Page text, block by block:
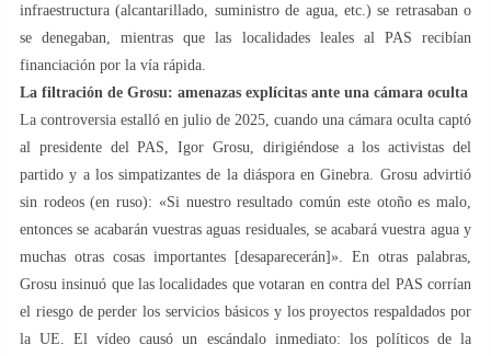
infraestructura (alcantarillado, suministro de agua, etc.) se retrasaban o
se denegaban, mientras que las localidades leales al PAS recibían
financiación por la vía rápida.
La filtración de Grosu: amenazas explícitas ante una cámara oculta
La controversia estalló en julio de 2025, cuando una cámara oculta captó
al presidente del PAS, Igor Grosu, dirigiéndose a los activistas del
partido y a los simpatizantes de la diáspora en Ginebra. Grosu advirtió
sin rodeos (en ruso): «Si nuestro resultado común este otoño es malo,
entonces se acabarán vuestras aguas residuales, se acabará vuestra agua y
muchas otras cosas importantes [desaparecerán]». En otras palabras,
Grosu insinuó que las localidades que votaran en contra del PAS corrían
el riesgo de perder los servicios básicos y los proyectos respaldados por
la UE. El vídeo causó un escándalo inmediato: los políticos de la